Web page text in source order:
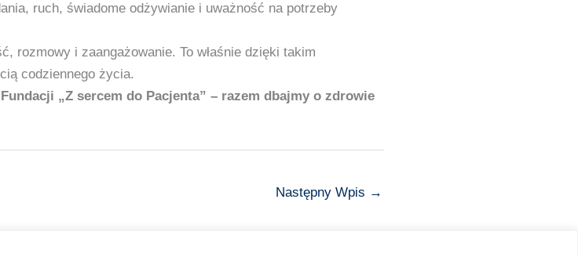
ruch, świadome odżywianie i uważność na potrzeby
rozmowy i zaangażowanie. To właśnie dzięki takim
codziennego życia.
„Z sercem do Pacjenta” – razem dbajmy o zdrowie
Następny Wpis →